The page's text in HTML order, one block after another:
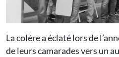
La colère a éclaté lors de
de leurs camarades vers un